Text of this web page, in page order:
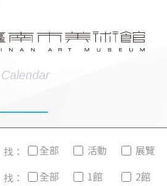
Calendar
找： 全部 活動
展覽
找： 全部 1館
2館